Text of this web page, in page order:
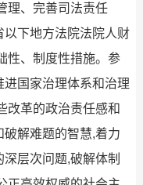
、完善司法责任
下地方法院法院人财
性、制度性措施。参
国家治理体系和治理
改革的政治责任感和
解难题的智慧,着力
层次问题,破解体制